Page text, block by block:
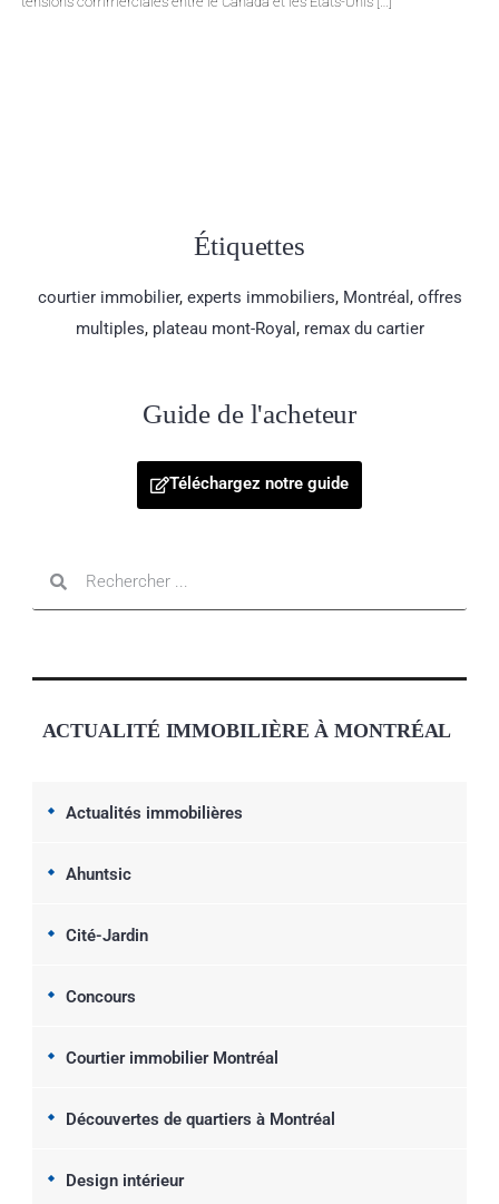
Étiquettes
courtier immobilier, experts immobiliers, Montréal , offres
multiples, plateau mont-Royal , remax du cartier
Guide de l'acheteur
Téléchargez notre guide
ACTUALITÉ IMMOBILIÈRE À MONTRÉAL
Actualités immobilières
Ahuntsic
Cité-Jardin
Concours
Courtier immobilier Montréal
Découvertes de quartiers à Montréal
Design intérieur